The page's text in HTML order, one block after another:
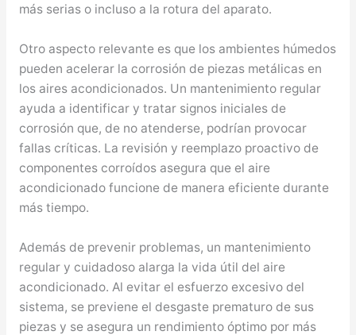
más serias o incluso a la rotura del aparato.
Otro aspecto relevante es que los ambientes húmedos
pueden acelerar la corrosión de piezas metálicas en
los aires acondicionados. Un mantenimiento regular
ayuda a identificar y tratar signos iniciales de
corrosión que, de no atenderse, podrían provocar
fallas críticas. La revisión y reemplazo proactivo de
componentes corroídos asegura que el aire
acondicionado funcione de manera eficiente durante
más tiempo.
Además de prevenir problemas, un mantenimiento
regular y cuidadoso alarga la vida útil del aire
acondicionado. Al evitar el esfuerzo excesivo del
sistema, se previene el desgaste prematuro de sus
piezas y se asegura un rendimiento óptimo por más